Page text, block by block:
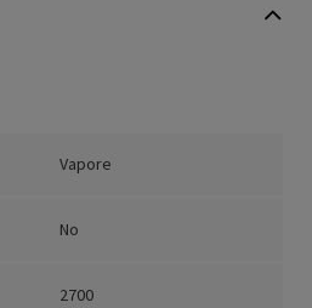
Vapore
No
2700